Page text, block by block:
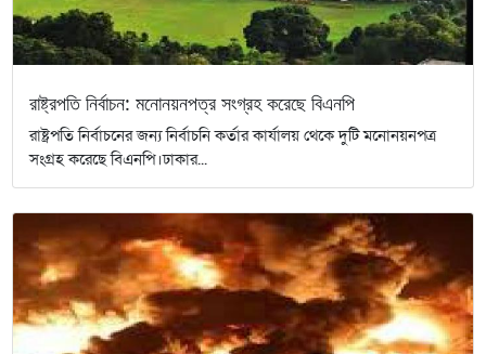
রাষ্ট্রপতি নির্বাচন: মনোনয়নপত্র সংগ্রহ করেছে বিএনপি
রাষ্ট্রপতি নির্বাচনের জন্য নির্বাচনি কর্তার কার্যালয় থেকে দুটি মনোনয়নপত্র
সংগ্রহ করেছে বিএনপি।ঢাকার...